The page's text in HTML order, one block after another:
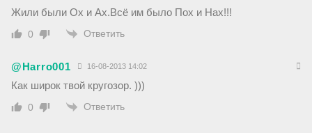
Жили были Ох и Ах.Всё им было Пох и Нах!!!
0 Ответить
@Harro001 16-08-2013 14:02
Как широк твой кругозор. )))
0 Ответить